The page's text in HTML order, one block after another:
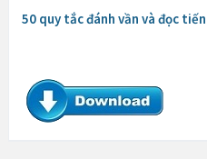
50 quy tắc đánh vần và đọc